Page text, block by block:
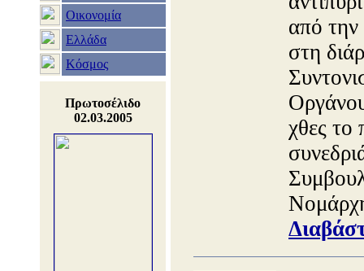
Οικονομία
Ελλάδα
Κόσμος
Πρωτοσέλιδο
02.03.2005
από την
στη
χθες το